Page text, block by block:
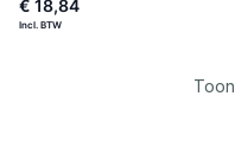
€ 18,84
Toon